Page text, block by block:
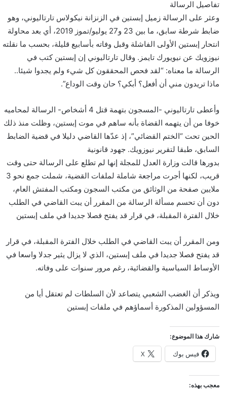
تفاصيل الرسالة
وعثر على الرسالة زميل إبستين في الزنزانة نيكولاس تارتاليوني، وهو
ضابط شرطة سابق، ما بين 23 و27 يوليو/تموز 2019، أي بعد محاولة
انتحار إبستين الأولى الفاشلة وقبل وفاته بأسابيع قليلة، بحسب ما نقلته
نيوزويك عن نيويورك تايمز. وقال تارتاليوني إن إبستين كتب في
الرسالة ما معناه: “لقد فحص المحققون كل شيء ولم يجدوا شيئا..
ماذا تريدون مني أن أفعل؟ أبكي؟ حان وقت الوداع”.
وأعطى تارتاليوني -المسجون بتهمة قتل 4 أشخاص- الرسالة لمحاميه
خوفا من أن يتهمه القضاة بأنه ساهم في موت إبستين، وظلت منذ ذلك
الحين تحت “الختم القضائي”، إذ عدّها القاضي دليلا في قضية الضابط
السابق، طبقا لتقرير نيوزويك. جهود قانونية
بدورها قالت وزارة العدل للمجلة إنها لم تطلع على الرسالة حتى وقت
قريب، لكنها أجرت مراجعة شاملة لملفات القضية، شملت جمع نحو 3
ملايين صفحة من الوثائق من مكتب السجون ومكتب المفتش العام،
دون أن تحسم مسألة الرسالة من المقرر أن يبت القاضي في الطلب
خلال الفترة المقبلة، في قرار قد يفتح فصلا جديدا في ملف إبستين
ومن المقرر أن يبت القاضي في الطلب خلال الفترة المقبلة، في قرار
قد يفتح فصلا جديدا في ملف إبستين، الذي لا يزال يثير جدلا واسعا في
الأوساط السياسية والقضائية، رغم مرور سنوات على وفاته.
ويذكر أن الغضب الشعبي يتصاعد لأن السلطات لم تعتقل أيا من
المسؤولين المذكورة أسماؤهم في ملفات إبستين
شارك هذا الموضوع:
فيس بوك X
معجب بهذه: